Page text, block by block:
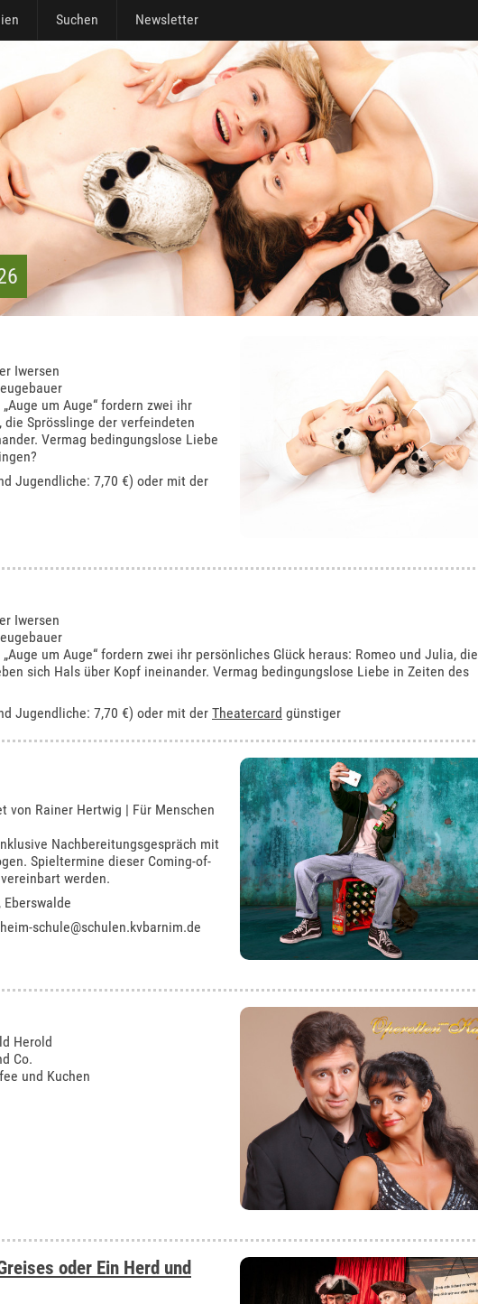
Suchen Newsletter
Iwersen
um Auge“ fordern zwei ihr
die Sprösslinge der verfeindeten
Vermag bedingungslose Liebe
Jugendliche: 7,70 €) oder mit der
Iwersen
um Auge“ fordern zwei ihr persönliches Glück heraus: Romeo und Julia, die
sich Hals über Kopf ineinander. Vermag bedingungslose Liebe in Zeiten des
Jugendliche: 7,70 €) oder mit der Theatercard günstiger
von Rainer Hertwig | Für Menschen
Nachbereitungsgespräch mit
Spieltermine dieser Coming-of-
werden.
schule@schulen.kvbarnim.de
Herold
Co.
und Kuchen
oder Ein Herd und